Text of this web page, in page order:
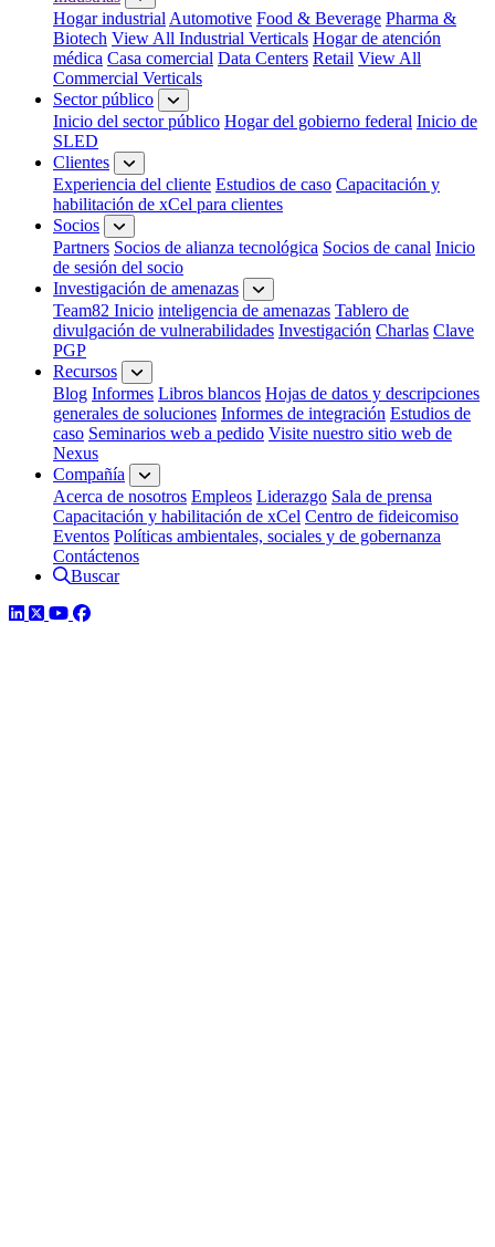
Hogar industrial Automotive Food & Beverage Pharma &
Biotech View All Industrial Verticals Hogar de atención
médica Casa comercial Data Centers Retail View All
Commercial Verticals
Sector público
Inicio del sector público Hogar del gobierno federal Inicio de
SLED
Clientes
Experiencia del cliente Estudios de caso Capacitación y
habilitación de xCel para clientes
Socios
Partners Socios de alianza tecnológica Socios de canal Inicio
de sesión del socio
Investigación de amenazas
Team82 Inicio inteligencia de amenazas Tablero de
divulgación de vulnerabilidades Investigación Charlas Clave
PGP
Recursos
Blog Informes Libros blancos Hojas de datos y descripciones
generales de soluciones Informes de integración Estudios de
caso Seminarios web a pedido Visite nuestro sitio web de
Nexus
Compañía
Acerca de nosotros Empleos Liderazgo Sala de prensa
Capacitación y habilitación de xCel Centro de fideicomiso
Eventos Políticas ambientales, sociales y de gobernanza
Contáctenos
Buscar
LinkedIn
TwitterYouTube
Facebook